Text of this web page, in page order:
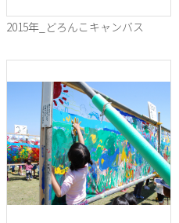
2015年_どろんこキャンバス